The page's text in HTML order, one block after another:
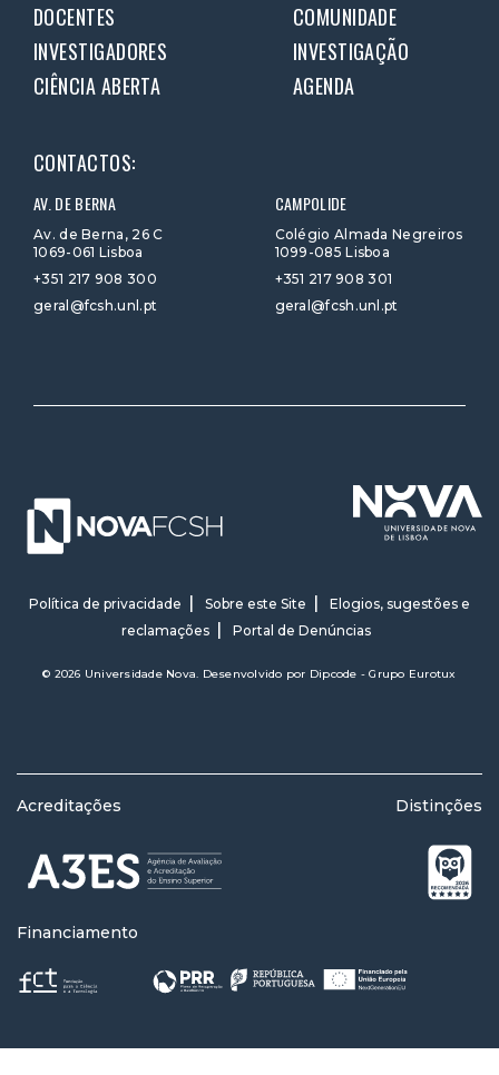
DOCENTES
COMUNIDADE
INVESTIGADORES
INVESTIGAÇÃO
CIÊNCIA ABERTA
AGENDA
CONTACTOS:
AV. DE BERNA
Av. de Berna, 26 C
1069-061 Lisboa
+351 217 908 300
geral@fcsh.unl.pt
CAMPOLIDE
Colégio Almada Negreiros
1099-085 Lisboa
+351 217 908 301
geral@fcsh.unl.pt
Política de privacidade Sobre este Site
Elogios, sugestões e
reclamações
Portal de Denúncias
© 2026 Universidade Nova. Desenvolvido por Dipcode - Grupo Eurotux
Acreditações Distinções
Financiamento